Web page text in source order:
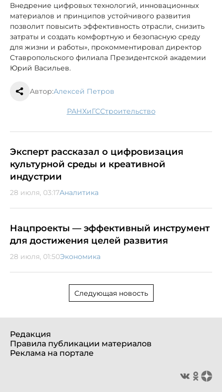
Внедрение цифровых технологий, инновационных
материалов и принципов устойчивого развития
позволит повысить эффективность отрасли, снизить
затраты и создать комфортную и безопасную среду
для жизни и работы», прокомментировал директор
Ставропольского филиала Президентской академии
Юрий Васильев.
Автор:Алексей Петров
РАНХиГС строительство
Эксперт рассказал о цифровизация
культурной среды и креативной
индустрии
28 июля, 03:17Аналитика
Нацпроекты — эффективный инструмент
для достижения целей развития
28 июля, 01:50Экономика
Следующая новость
Редакция
Правила публикации материалов
Реклама на портале